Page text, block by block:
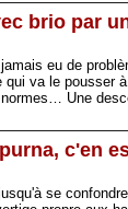
brio par
eu de
qui va le pousser
normes… Une
c'en
se